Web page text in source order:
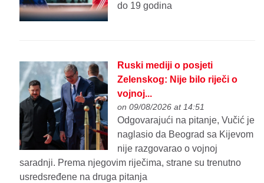
do 19 godina
Ruski mediji o posjeti
Zelenskog: Nije bilo riječi o
vojnoj...
on 09/08/2026 at 14:51
Odgovarajući na pitanje, Vučić je
naglasio da Beograd sa Kijevom
nije razgovarao o vojnoj
saradnji. Prema njegovim riječima, strane su trenutno
usredsređene na druga pitanja